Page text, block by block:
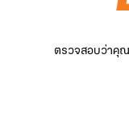
ตรวจสอบว่าคุณ